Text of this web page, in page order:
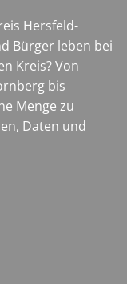
Hersfeld-
Bürger leben bei
Kreis? Von
bis
Menge zu
Daten und